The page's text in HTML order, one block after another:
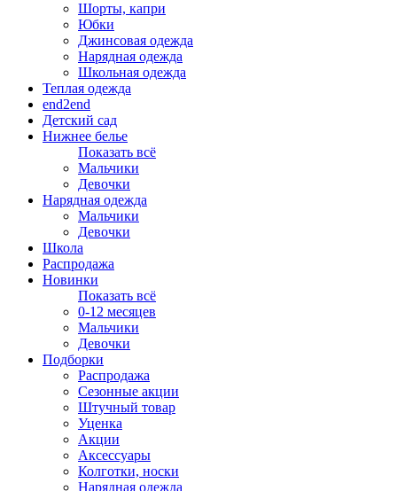
Шорты, капри
Юбки
Джинсовая одежда
Нарядная одежда
Школьная одежда
Теплая одежда
end2end
Детский сад
Нижнее белье
Показать всё
Мальчики
Девочки
Нарядная одежда
Мальчики
Девочки
Школа
Распродажа
Новинки
Показать всё
0-12 месяцев
Мальчики
Девочки
Подборки
Распродажа
Сезонные акции
Штучный товар
Уценка
Акции
Аксессуары
Колготки, носки
Нарядная одежда